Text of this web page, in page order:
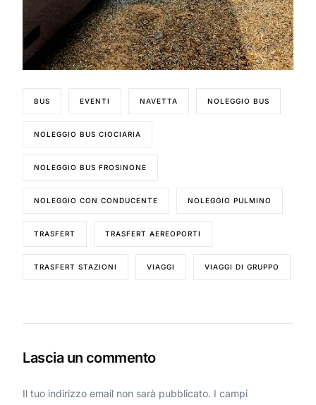
BUS EVENTI NAVETTA NOLEGGIO BUS
NOLEGGIO BUS CIOCIARIA
NOLEGGIO BUS FROSINONE
NOLEGGIO CON CONDUCENTE NOLEGGIO PULMINO
TRASFERT TRASFERT AEREOPORTI
TRASFERT STAZIONI VIAGGI VIAGGI DI GRUPPO
Lascia un commento
Il tuo indirizzo email non sarà pubblicato. I campi